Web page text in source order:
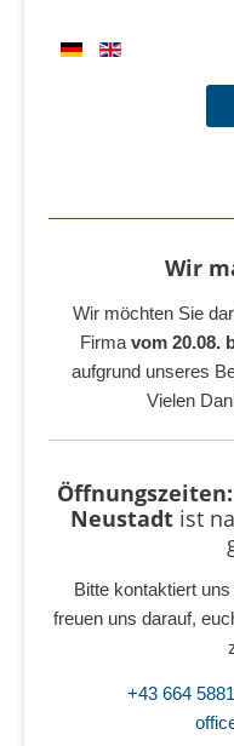
Wir
Wir möchten Sie
Firma vom 20.08.
aufgrund unseres
Vielen
Öffnungszeiten:
Neustadt ist
Bitte kontaktiert
freuen uns darauf,
+43 664